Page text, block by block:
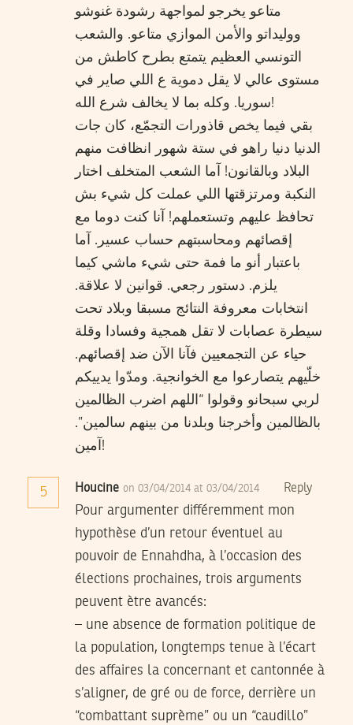
متاعو يخرجو لمواجهة رشودة غنوشو
ووليداتو والأمن الموازي متاعو. والشعب
التونسي العظيم يتمتع بطرح كاطش من
مستوى عالي لا يقل دموية ع اللي صاير في
سوريا. وكله بما لا يخالف شرع الله!
بقي فيما يخص قاذورات التجمّع، كان جات
الدنيا دنيا راهو في ستة شهور انظافت منهم
البلاد وبالقانون! آما الشعب المتخلف اختار
النكبة ومرتزقتها اللي عملت كل شيء بش
تحافظ عليهم وتستعملهم! آنا كنت دوما مع
إقصائهم ومحاسبتهم حساب عسير. آما
باعتبار أنو ما فمة حتى شيء ماشي كيما
يلزم. دستور رجعي. قوانين لا علاقة.
انتخابات معروفة النتائج مسبقا وبلاد تحت
سيطرة عصابات لا تقل همجية وفسادا وقلة
حياء عن التجمعيين فآنا الآن ضد إقصائهم.
خلّيهم يتصارعوا مع الخوانجية. ومدّوا يدييكم
لربي سبحانو وقولوا “اللهم اضرب الظالمين
بالظالمين وأخرجنا وبلدنا من بينهم سالمين”.
آمين!
5 Houcine on 03/04/2014 at 03/04/2014 Reply
Pour argumenter différemment mon
hypothèse d’un retour éventuel au
pouvoir de Ennahdha, à l’occasion des
élections prochaines, trois arguments
peuvent ètre avancés:
– une absence de formation politique de
la population, longtemps tenue à l’écart
des affaires la concernant et cantonnée à
s’aligner, de gré ou de force, derrière un
“combattant suprème” ou un “caudillo”